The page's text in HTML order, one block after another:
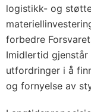
logistikk- og
forbedre
Imidlertid
utfordringer i å
og fornyelse av